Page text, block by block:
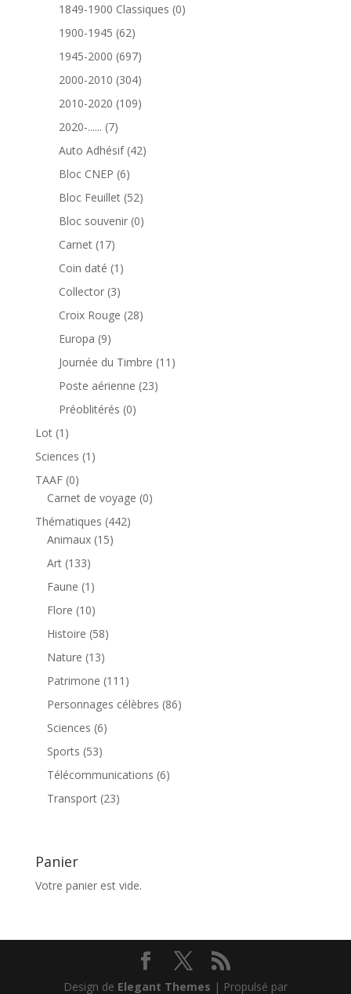
produits
1849-1900 Classiques 00
1900-1945 6262
produits
1945-2000 697697
produits
2000-2010 304304
produits
2010-2020 109109
2020-...... 77
produits
Auto Adhésif 4242
Bloc CNEP 66
produits
Bloc Feuillet 5252
produits
Bloc souvenir 00
Carnet 1717
produits
Coin daté 1 1
produit
Collector 33
produits
Croix Rouge 2828
Europa 99
produits
Journée du Timbre 11 11
Poste aérienne 2323
Préoblitérés 00
Lot 1 1
produit
Sciences 1 1
TAAF 00
produit
Carnet de voyage 00
Thématiques 442442
Animaux 1515
Art 133133
produits
Faune 1 1
produit
Flore 1010
produits
Histoire 5858
Nature 1313
produits
Patrimone 111 111
produits
Personnages célèbres 8686
Sciences 66
Sports 5353
produits
Télécommunications 66
Transport 2323
Panier
Votre panier est vide.
Design de Elegant Themes | Propulsé par